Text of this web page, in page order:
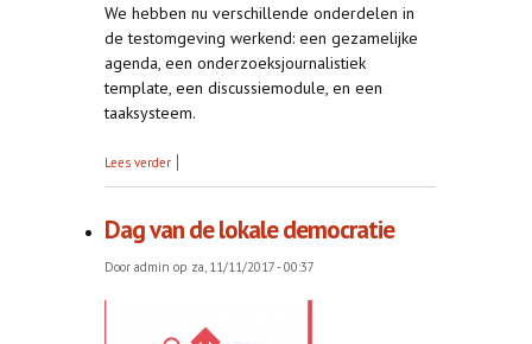
We hebben nu verschillende onderdelen in
de testomgeving werkend: een gezamelijke
agenda, een onderzoeksjournalistiek
template, een discussiemodule, en een
taaksysteem.
Lees verder over Bouwen en ploeteren
Dag van de lokale democratie
Door admin op za, 11/11/2017 - 00:37